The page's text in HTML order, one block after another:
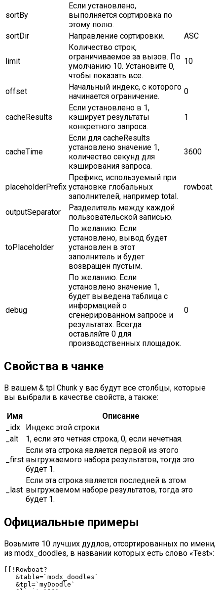
sortBy
Если установлено,
выполняется сортировка по
этому полю.
sortDir
Направление сортировки. ASC
limit
Количество строк,
ограничиваемое за вызов. По
умолчанию 10. Установите 0,
чтобы показать все.
10
offset
Начальный индекс, с которого
начинается ограничение.
0
cacheResults
Если установлено в 1,
кэширует результаты
конкретного запроса.
1
cacheTime
Если для cacheResults
установлено значение 1,
количество секунд для
кэширования запроса.
3600
placeholderPrefix
Префикс, используемый при
установке глобальных
заполнителей, например total.
rowboat.
outputSeparator
Разделитель между каждой
пользовательской записью.
toPlaceholder
По желанию. Если
установлено, вывод будет
установлен в этот
заполнитель и будет
возвращен пустым.
debug
По желанию. Если
установлено значение 1,
будет выведена таблица с
информацией о
сгенерированном запросе и
результатах. Всегда
оставляйте 0 для
производственных площадок.
0
Свойства в чанке
В вашем & tpl Chunk у вас будут все столбцы, которые
вы выбрали в качестве свойств, а также:
Имя
Описание
_idx
Индекс этой строки.
_alt
1, если это четная строка, 0, если нечетная.
_first
Если эта строка является первой из этого
выгружаемого набора результатов, тогда это
будет 1.
_last
Если эта строка является последней в этом
выгружаемом наборе результатов, тогда это
будет 1.
Официальные примеры
Возьмите 10 лучших дудлов, отсортированных по имени,
из modx_doodles, в названии которых есть слово «Test»:
! Rowboat?
&table=`modx_doodles`
&tpl=`myDoodle`